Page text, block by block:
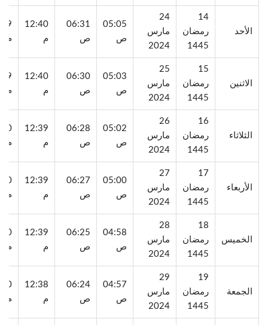
الأحد
14
رمضان
1445
24
مارس
2024
05:05
ص
06:31
ص
12:40
م
م
الاثنين
15
رمضان
1445
25
مارس
2024
05:03
ص
06:30
ص
12:40
م
م
الثلاثاء
16
رمضان
1445
26
مارس
2024
05:02
ص
06:28
ص
12:39
م
م
الأربعاء
17
رمضان
1445
27
مارس
2024
05:00
ص
06:27
ص
12:39
م
م
الخميس
18
رمضان
1445
28
مارس
2024
04:58
ص
06:25
ص
12:39
م
م
الجمعة
19
رمضان
1445
29
مارس
2024
04:57
ص
06:24
ص
12:38
م
م